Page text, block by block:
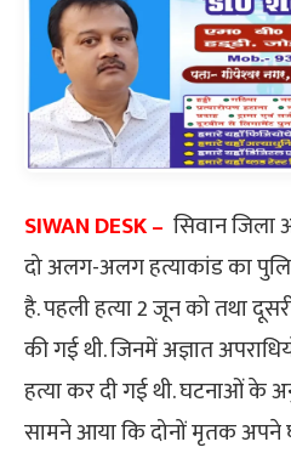
SIWAN DESK – सिवान जिला
दो अलग-अलग हत्याकांड का
है. पहली हत्या 2 जून को तथा
की गई थी. जिनमें अज्ञात
हत्या कर दी गई थी. घटनाओं के
सामने आया कि दोनों मृतक अपने